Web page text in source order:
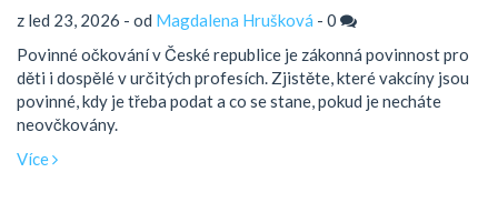
z led 23, 2026 - od Magdalena Hrušková - 0
Povinné očkování v České republice je zákonná povinnost pro
děti i dospělé v určitých profesích. Zjistěte, které vakcíny jsou
povinné, kdy je třeba podat a co se stane, pokud je necháte
neovčkovány.
Více